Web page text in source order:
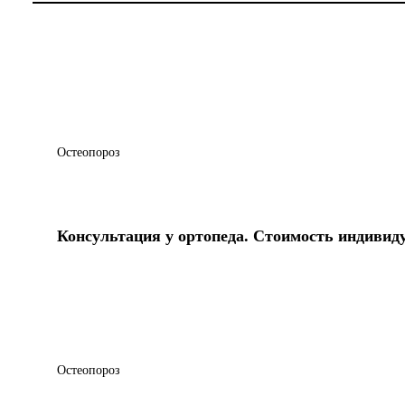
Остеопороз
Консультация у ортопеда. Стоимость
Остеопороз